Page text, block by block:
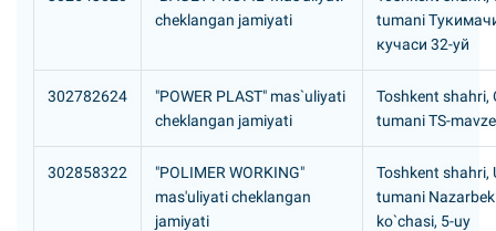
cheklangan jamiyati
tumani
кучаси 32-уй
302782624
"POWER PLAST" mas`uliyati
cheklangan jamiyati
Toshkent shahri,
tumani TS-
302858322
"POLIMER WORKING"
mas'uliyati cheklangan
jamiyati
Toshkent shahri,
tumani
ko`chasi, 5-uy